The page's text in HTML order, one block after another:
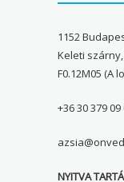
1152
Keleti szárny,
F0.12M05 (A
+36 30 379 09
NYITVA